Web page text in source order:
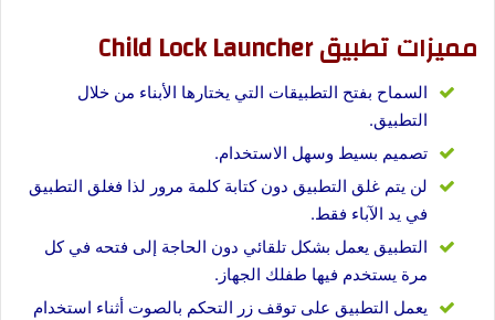
مميزات تطبيق Child Lock Launcher
السماح بفتح التطبيقات التي يختارها الأبناء من خلال
التطبيق.
تصميم بسيط وسهل الاستخدام.
لن يتم غلق التطبيق دون كتابة كلمة مرور لذا فغلق التطبيق
في يد الآباء فقط.
التطبيق يعمل بشكل تلقائي دون الحاجة إلى فتحه في كل
مرة يستخدم فيها طفلك الجهاز.
يعمل التطبيق على توقف زر التحكم بالصوت أثناء استخدام